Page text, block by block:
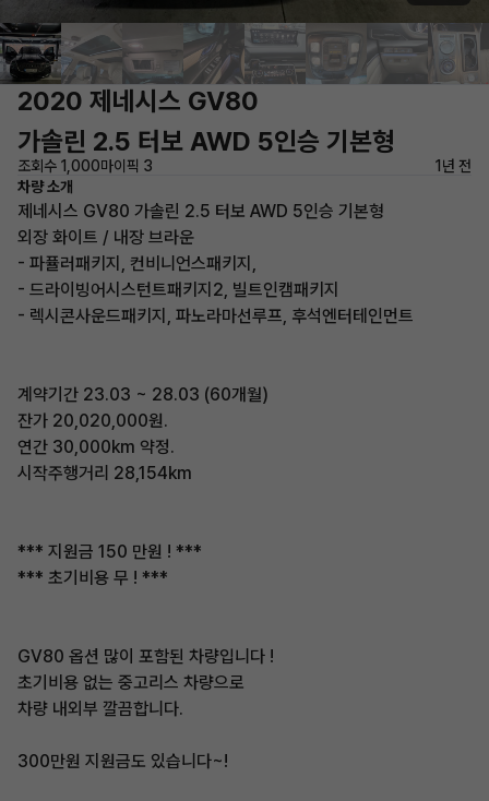
2020 제네시스 GV80
가솔린 2.5 터보 AWD 5인승 기본형
조회수 1,000마이픽 3
1년 전
차량 소개
제네시스 GV80 가솔린 2.5 터보 AWD 5인승 기본형
외장 화이트 / 내장 브라운
- 파퓰러패키지, 컨비니언스패키지,
- 드라이빙어시스턴트패키지2, 빌트인캠패키지
- 렉시콘사운드패키지, 파노라마선루프, 후석엔터테인먼트
계약기간 23.03 ~ 28.03 (60개월)
잔가 20,020,000원.
연간 30,000km 약정.
시작주행거리 28,154km
*** 지원금 150 만원 ! ***
*** 초기비용 무 ! ***
GV80 옵션 많이 포함된 차량입니다 !
초기비용 없는 중고리스 차량으로
차량 내외부 깔끔합니다.
300만원 지원금도 있습니다~!